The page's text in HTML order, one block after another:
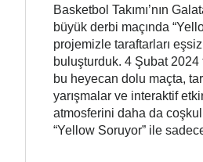
Basketbol Takımı’nın
büyük derbi maçında
projemizle taraftarları
buluşturduk. 4 Şubat
bu heyecan dolu maçta,
yarışmalar ve interaktif
atmosferini daha da
“Yellow Soruyor” ile